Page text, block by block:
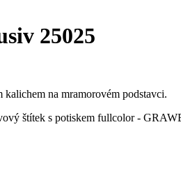
25025
na mramorovém podstavci.
štítek s potiskem fullcolor -